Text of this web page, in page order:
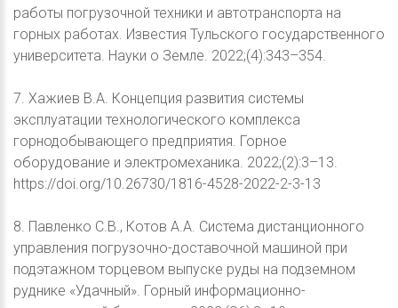
работы погрузочной техники и автотранспорта на
горных работах. Известия Тульского государственного
университета. Науки о Земле. 2022;(4):343–354.
7. Хажиев В.А. Концепция развития системы
эксплуатации технологического комплекса
горнодобывающего предприятия. Горное
оборудование и электромеханика. 2022;(2):3–13.
https://doi.org/10.26730/1816-4528-2022-2-3-13
8. Павленко С.В., Котов А.А. Система дистанционного
управления погрузочно-доставочной машиной при
подэтажном торцевом выпуске руды на подземном
руднике «Удачный». Горный информационно-